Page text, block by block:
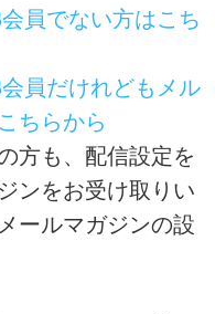
員でない方はこち
員だけれどもメル
ちらから
方も、配信設定を
ンをお受け取りい
ールマガジンの設